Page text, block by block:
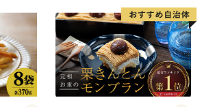
わせ バ
コレー
タチオ
ベ 沖縄
沖縄シ
糖 琉球
沖縄パ
道産アイス 道産アイスクリ
ーム ギフト 詰合せ 詰め合わ
せ ふるさと納税 ）